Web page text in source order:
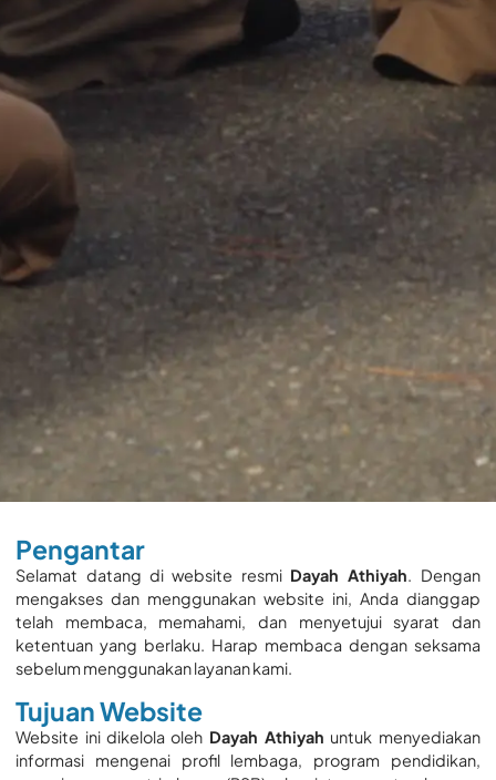
Pengantar
Selamat datang di website resmi Dayah Athiyah. Dengan
mengakses dan menggunakan website ini, Anda dianggap
telah membaca, memahami, dan menyetujui syarat dan
ketentuan yang berlaku. Harap membaca dengan seksama
sebelum menggunakan layanan kami.
Tujuan Website
Website ini dikelola oleh Dayah Athiyah untuk menyediakan
informasi mengenai profil lembaga, program pendidikan,